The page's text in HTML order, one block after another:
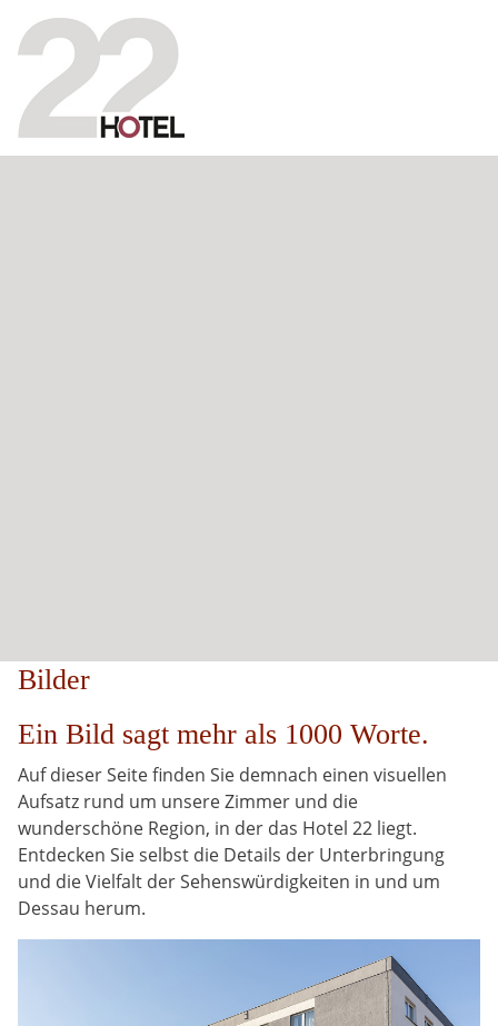
Bilder
Ein Bild sagt mehr als 1000 Worte.
Auf dieser Seite finden Sie demnach einen visuellen
Aufsatz rund um unsere Zimmer und die
wunderschöne Region, in der das Hotel 22 liegt.
Entdecken Sie selbst die Details der Unterbringung
und die Vielfalt der Sehenswürdigkeiten in und um
Dessau herum.